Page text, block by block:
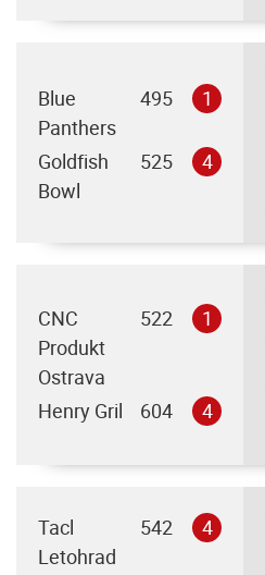
Blue
Panthers
495 1
Goldfish
Bowl
525 4
CNC
Produkt
Ostrava
522 1
Henry Gril 604 4
Tacl
Letohrad
542 4